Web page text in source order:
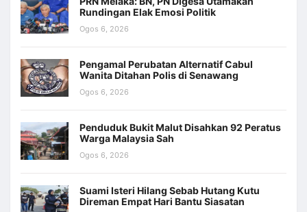
Rundingan Elak Emosi Politik
Ogos 6, 2026
Pengamal Perubatan Alternatif Cabul
Wanita Ditahan Polis di Senawang
Ogos 6, 2026
Penduduk Bukit Malut Disahkan 92 Peratus
Warga Malaysia Sah
Ogos 6, 2026
Suami Isteri Hilang Sebab Hutang Kutu
Direman Empat Hari Bantu Siasatan